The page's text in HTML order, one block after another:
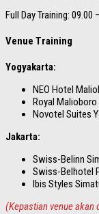
Full Day Training: 09.00
Venue Training
Yogyakarta:
NEO Hotel
Royal Malioboro
Novotel Suites
Jakarta:
Swiss-Belinn
Swiss-Belhotel
Ibis Styles
(Kepastian venue akan